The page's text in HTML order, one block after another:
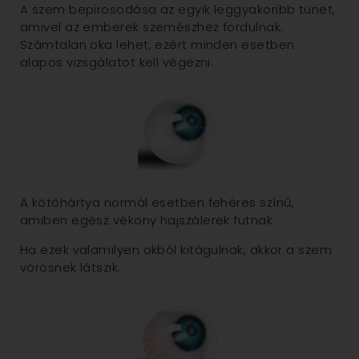
A szem bepirosodása az egyik leggyakoribb tünet,
amivel az emberek szemészhez fordulnak.
Számtalan oka lehet, ezért minden esetben
alapos vizsgálatot kell végezni.
A kötőhártya normál esetben fehéres színű,
amiben egész vékony hajszálerek futnak.
Ha ezek valamilyen okból kitágulnak, akkor a szem
vörösnek látszik.